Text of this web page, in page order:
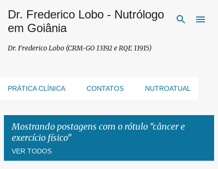
Pular para o conteúdo principal
Dr. Frederico Lobo - Nutrólogo
em Goiânia
Dr. Frederico Lobo (CRM-GO 13192 e RQE 11915)
PRÁTICA CLÍNICA CONTATOS NUTROATUAL
Mostrando postagens com o rótulo câncer e
exercício físico
VER TODOS